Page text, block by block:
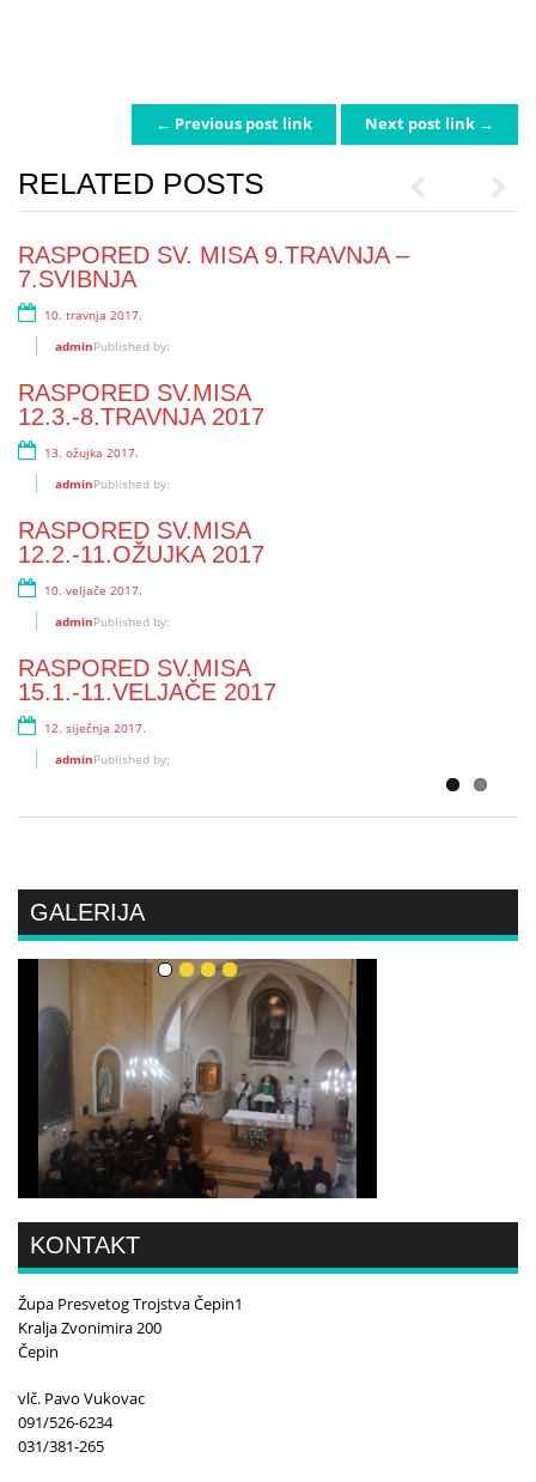
POST NAVIGATION
← Previous post link Next post link →
RELATED POSTS
RASPORED SV. MISA 9.TRAVNJA –
7.SVIBNJA
10. travnja 2017.
Published by:
admin
RASPORED SV.MISA
12.3.-8.TRAVNJA 2017
13. ožujka 2017.
Published by:
admin
RASPORED SV.MISA
12.2.-11.OŽUJKA 2017
10. veljače 2017.
Published by:
admin
RASPORED SV.MISA
15.1.-11.VELJAČE 2017
12. siječnja 2017.
Published by:
admin
RASPORED SV.MISA
11.12.2016.-7.SIJEČNJA 2017.
15. prosinca 2016.
Published by:
admin
RASPORED MISA 13.11.-10.12.2016.
14. studenoga 2016.
Published by:
admin
19. listopada 2016.
RASPORED SVETIH MISA 18.9.–
19. rujna 2016.
GALERIJA
KONTAKT
Župa Presvetog Trojstva Čepin1
Kralja Zvonimira 200
Čepin
vlč. Pavo Vukovac
091/526-6234
031/381-265